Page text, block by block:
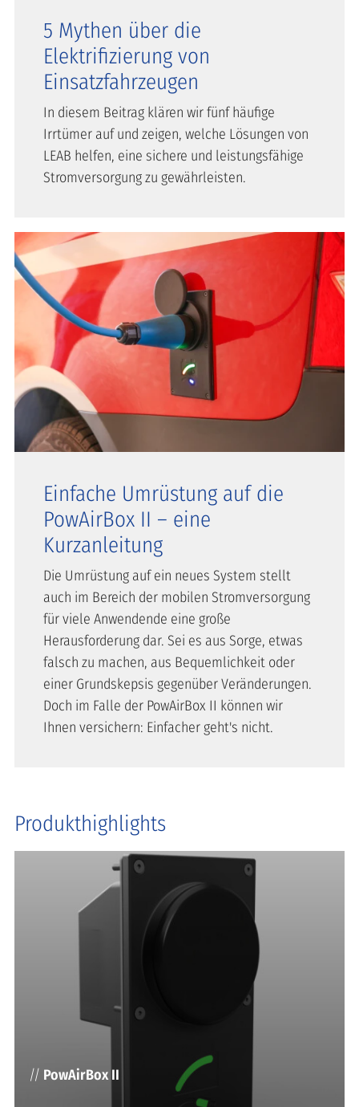
5 Mythen über die
Elektrifizierung von
Einsatzfahrzeugen
In diesem Beitrag klären wir fünf häufige
Irrtümer auf und zeigen, welche Lösungen von
LEAB helfen, eine sichere und leistungsfähige
Stromversorgung zu gewährleisten.
Einfache Umrüstung auf die
PowAirBox II – eine
Kurzanleitung
Die Umrüstung auf ein neues System stellt
auch im Bereich der mobilen Stromversorgung
für viele Anwendende eine große
Herausforderung dar. Sei es aus Sorge, etwas
falsch zu machen, aus Bequemlichkeit oder
einer Grundskepsis gegenüber Veränderungen.
Doch im Falle der PowAirBox II können wir
Ihnen versichern: Einfacher geht's nicht.
Produkthighlights
// PowAirBox II